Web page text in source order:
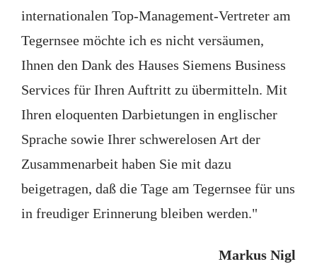
internationalen Top-Management-Vertreter am
Tegernsee möchte ich es nicht versäumen,
Ihnen den Dank des Hauses Siemens Business
Services für Ihren Auftritt zu übermitteln. Mit
Ihren eloquenten Darbietungen in englischer
Sprache sowie Ihrer schwerelosen Art der
Zusammenarbeit haben Sie mit dazu
beigetragen, daß die Tage am Tegernsee für uns
in freudiger Erinnerung bleiben werden."
Markus Nigl